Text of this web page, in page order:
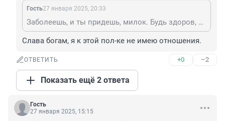
Гость27 января 2025, 20:33
Заболеешь, и ты придешь, милок. Будь здоров, не кашляй.
Слава богам, я к этой пол-ке не имею отношения.
ОТВЕТИТЬ +0 –2
Показать ещё 2 ответа
Гость
27 января 2025, 15:15